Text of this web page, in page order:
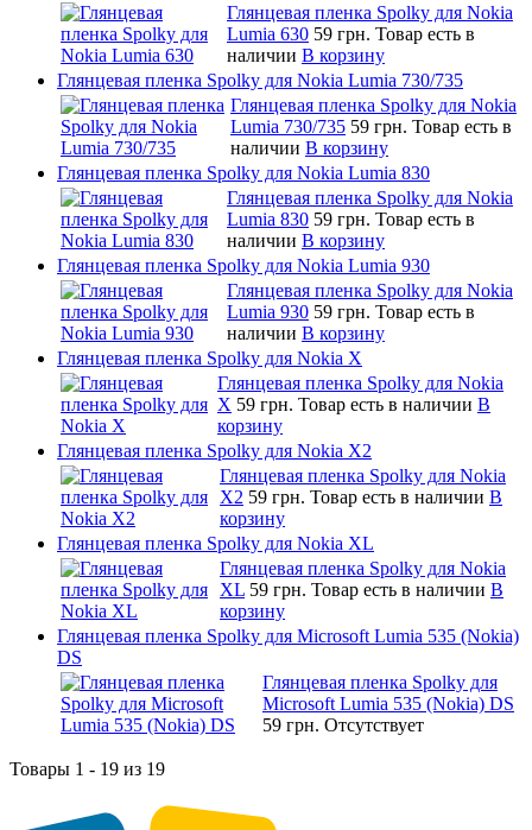
Глянцевая пленка Spolky для Nokia
Lumia 630 59 грн. Товар есть в
наличии В корзину
Глянцевая пленка Spolky для Nokia Lumia 730/735
Глянцевая пленка Spolky для Nokia
Lumia 730/735 59 грн. Товар есть в
наличии В корзину
Глянцевая пленка Spolky для Nokia Lumia 830
Глянцевая пленка Spolky для Nokia
Lumia 830 59 грн. Товар есть в
наличии В корзину
Глянцевая пленка Spolky для Nokia Lumia 930
Глянцевая пленка Spolky для Nokia
Lumia 930 59 грн. Товар есть в
наличии В корзину
Глянцевая пленка Spolky для Nokia X
Глянцевая пленка Spolky для Nokia
X 59 грн. Товар есть в наличии В
корзину
Глянцевая пленка Spolky для Nokia X2
Глянцевая пленка Spolky для Nokia
X2 59 грн. Товар есть в наличии В
корзину
Глянцевая пленка Spolky для Nokia XL
Глянцевая пленка Spolky для Nokia
XL 59 грн. Товар есть в наличии В
корзину
Глянцевая пленка Spolky для Microsoft Lumia 535 (Nokia)
DS
Глянцевая пленка Spolky для
Microsoft Lumia 535 (Nokia) DS
59 грн. Отсутствует
Товары 1 - 19 из 19